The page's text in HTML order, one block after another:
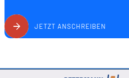
JETZT ANSCHREIBEN